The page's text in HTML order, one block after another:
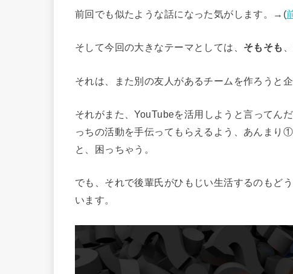
前回でも似たような話になった気がします。→(
そして今回の大きなテーマとしては、 そもそも
それは、また別の友人があるチームを作ろうと
それがまた、YouTubeを活用しようと言ってん
っちの活動を手伝ってもらえるよう、あんまり
と、困っちゃう。
でも、それで後輩氏がひもじい生活するのもど
います。